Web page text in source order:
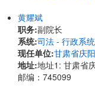
黄耀斌
职务:副院长
系统:司法 - 行政系
现任单位:甘肃省庆
地址:地址1: 甘肃省
邮编：745099